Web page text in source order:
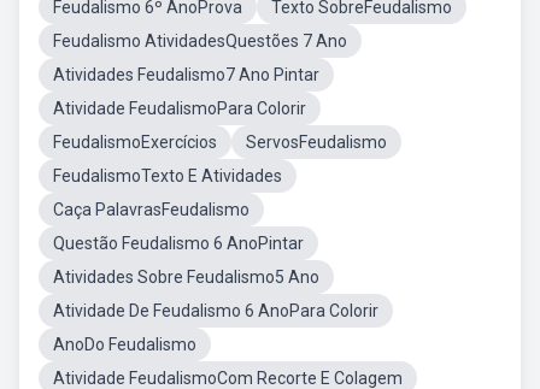
Feudalismo 6º AnoProva
Texto SobreFeudalismo
Feudalismo AtividadesQuestões 7 Ano
Atividades Feudalismo7 Ano Pintar
Atividade FeudalismoPara Colorir
FeudalismoExercícios
ServosFeudalismo
FeudalismoTexto E Atividades
Caça PalavrasFeudalismo
Questão Feudalismo 6 AnoPintar
Atividades Sobre Feudalismo5 Ano
Atividade De Feudalismo 6 AnoPara Colorir
AnoDo Feudalismo
Atividade FeudalismoCom Recorte E Colagem